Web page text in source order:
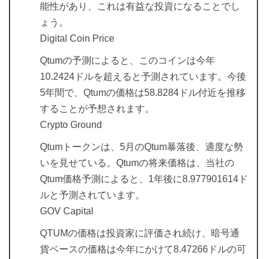
能性があり、これは有益な投資になることでし
ょう。
Digital Coin Price
Qtumの予測によると、このコインは今年
10.2424ドルを超えると予測されています。今後
5年間で、Qtumの価格は58.8284ドル付近を推移
することが予想されます。
Crypto Ground
Qtumトークンは、5月のQtum暴落後、適度な勢
いを見せている。Qtumの将来価格は、当社の
Qtum価格予測によると、1年後に8.977901614ド
ルと予測されています。
GOV Capital
QTUMの価格は投資家に評価され続け、暗号通
貨ベースの価格は今年にかけて8.47266ドルの可